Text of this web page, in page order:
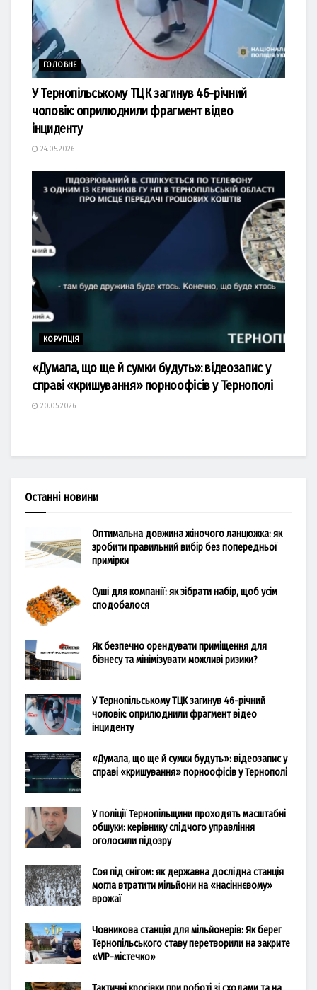
ГОЛОВНЕ
У Тернопільському ТЦК загинув 46-річний
чоловік: оприлюднили фрагмент відео
інциденту
24.05.2026
КОРУПЦІЯ
«Думала, що ще й сумки будуть»: відеозапис у
справі «кришування» порноофісів у Тернополі
20.05.2026
Останні новини
Оптимальна довжина жіночого ланцюжка: як
зробити правильний вибір без попередньої
примірки
Суші для компанії: як зібрати набір, щоб усім
сподобалося
Як безпечно орендувати приміщення для
бізнесу та мінімізувати можливі ризики?
У Тернопільському ТЦК загинув 46-річний
чоловік: оприлюднили фрагмент відео
інциденту
«Думала, що ще й сумки будуть»: відеозапис у
справі «кришування» порноофісів у Тернополі
У поліції Тернопільщини проходять масштабні
обшуки: керівнику слідчого управління
оголосили підозру
Соя під снігом: як державна дослідна станція
могла втратити мільйони на «насіннєвому»
врожаї
Човникова станція для мільйонерів: Як берег
Тернопільського ставу перетворили на закрите
«VIP-містечко»